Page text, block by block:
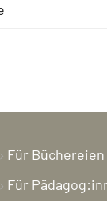
Für Büchereien
Für